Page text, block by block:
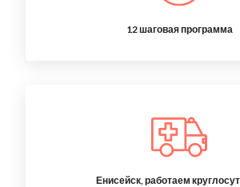
12 шаговая программа
Енисейск, работаем